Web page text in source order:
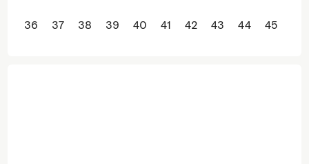
36 37 38 39 40 41 42 43 44 45